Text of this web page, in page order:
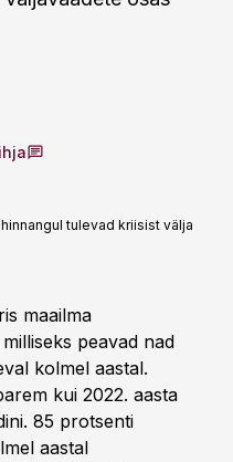
tulevad kriisist välja
maailma
peavad nad
kolmel aastal.
kui 2022. aasta
85 protsenti
aastal